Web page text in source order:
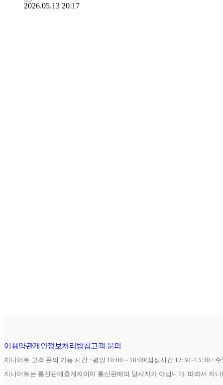
2026.05.13 20:17
이용약관개인정보처리방침고객 문의
지니어트 고객 문의 가능 시간 : 평일 10:00 ~ 18:00(점심시간 12:30~13:30 /
지니어트는 통신판매중개자이며 통신판매의 당사자가 아닙니다. 따라서 지